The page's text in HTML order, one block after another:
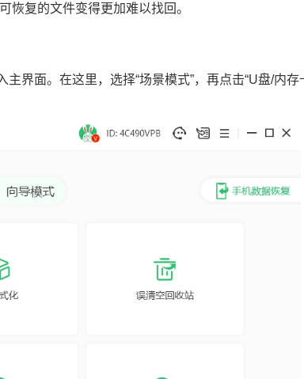
恢复的文件变得更加难以找回。
界面。在这里，选择“场景模式”，再点击“U盘/内存